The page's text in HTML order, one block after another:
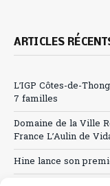
ARTICLES
L’IGP Côtes-de-
7 familles
Domaine de la Ville
France L’Aulin de
Hine lance son